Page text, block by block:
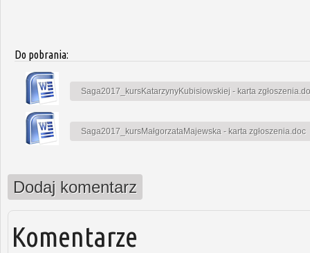
Do pobrania:
Saga2017_kursKatarzynyKubisiowskiej - karta
Saga2017_kursMałgorzataMajewska - karta zgłoszenia.doc
Dodaj komentarz
Komentarze